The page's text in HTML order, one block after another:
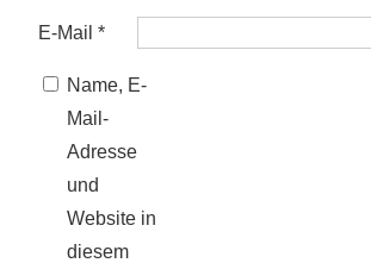
E-Mail *
Name, E-
Mail-
Adresse
und
Website in
diesem